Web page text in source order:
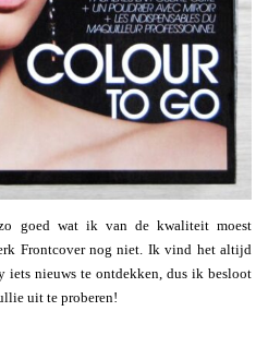
goed wat ik van de kwaliteit moest
Frontcover nog niet. Ik vind het altijd
iets nieuws te ontdekken, dus ik besloot
uit te proberen!